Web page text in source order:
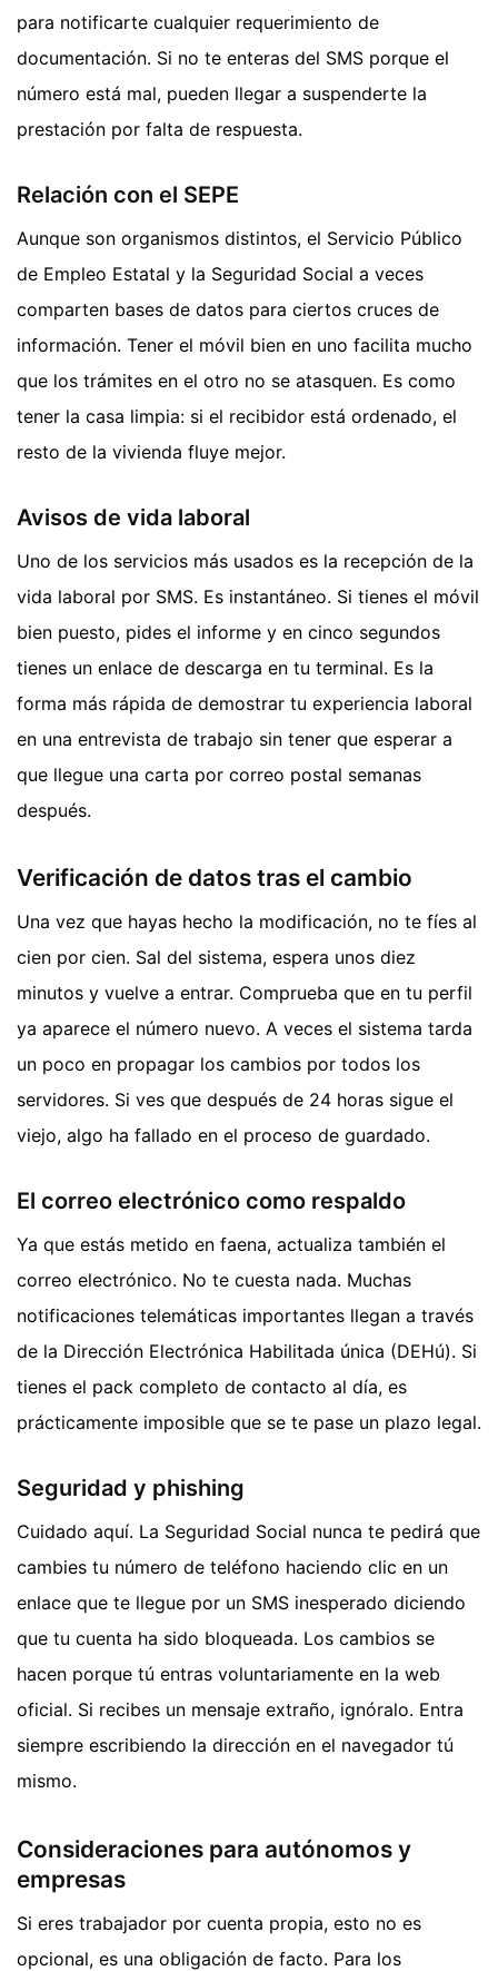
para notificarte cualquier requerimiento de
documentación. Si no te enteras del SMS porque el
número está mal, pueden llegar a suspenderte la
prestación por falta de respuesta.
Relación con el SEPE
Aunque son organismos distintos, el Servicio Público
de Empleo Estatal y la Seguridad Social a veces
comparten bases de datos para ciertos cruces de
información. Tener el móvil bien en uno facilita mucho
que los trámites en el otro no se atasquen. Es como
tener la casa limpia: si el recibidor está ordenado, el
resto de la vivienda fluye mejor.
Avisos de vida laboral
Uno de los servicios más usados es la recepción de la
vida laboral por SMS. Es instantáneo. Si tienes el móvil
bien puesto, pides el informe y en cinco segundos
tienes un enlace de descarga en tu terminal. Es la
forma más rápida de demostrar tu experiencia laboral
en una entrevista de trabajo sin tener que esperar a
que llegue una carta por correo postal semanas
después.
Verificación de datos tras el cambio
Una vez que hayas hecho la modificación, no te fíes al
cien por cien. Sal del sistema, espera unos diez
minutos y vuelve a entrar. Comprueba que en tu perfil
ya aparece el número nuevo. A veces el sistema tarda
un poco en propagar los cambios por todos los
servidores. Si ves que después de 24 horas sigue el
viejo, algo ha fallado en el proceso de guardado.
El correo electrónico como respaldo
Ya que estás metido en faena, actualiza también el
correo electrónico. No te cuesta nada. Muchas
notificaciones telemáticas importantes llegan a través
de la Dirección Electrónica Habilitada única (DEHú). Si
tienes el pack completo de contacto al día, es
prácticamente imposible que se te pase un plazo legal.
Seguridad y phishing
Cuidado aquí. La Seguridad Social nunca te pedirá que
cambies tu número de teléfono haciendo clic en un
enlace que te llegue por un SMS inesperado diciendo
que tu cuenta ha sido bloqueada. Los cambios se
hacen porque tú entras voluntariamente en la web
oficial. Si recibes un mensaje extraño, ignóralo. Entra
siempre escribiendo la dirección en el navegador tú
mismo.
Consideraciones para autónomos y
empresas
Si eres trabajador por cuenta propia, esto no es
opcional, es una obligación de facto. Para los